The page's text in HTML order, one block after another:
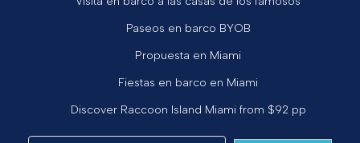
Paseos en barco BYOB
Propuesta en Miami
Fiestas en barco en Miami
Discover Raccoon Island Miami from $92 pp